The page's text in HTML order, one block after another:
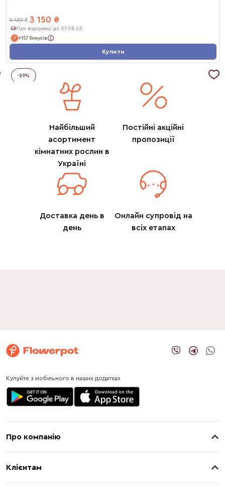
4 450 ₴ 3 150 ₴
При відправці до 07.08.26
+157 бонусів
Купити
-29%
Найбільший
асортимент
кімнатних рослин в
Україні
Постійні акційні
пропозиції
Доставка день в
день
Онлайн супровід на
всіх етапах
Купуйте з мобільного в наших додатках
Про компанію
Клієнтам